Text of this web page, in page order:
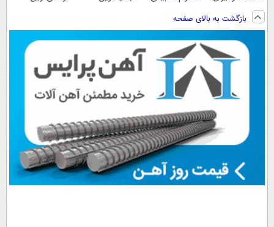
توسط نیکا موتور
رونمایی شد!
رایگان+پرداخت
اقساطی😍
پرداخت قسطی
بازگشت به بالای صفحه